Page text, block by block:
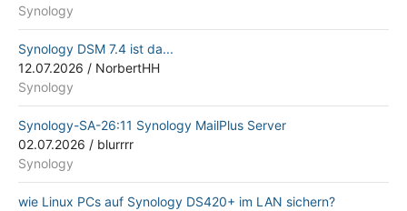
Synology
Synology DSM 7.4 ist da...
12.07.2026 / NorbertHH
Synology
Synology-SA-26:11 Synology MailPlus Server
02.07.2026 / blurrrr
Synology
wie Linux PCs auf Synology DS420+ im LAN sichern?